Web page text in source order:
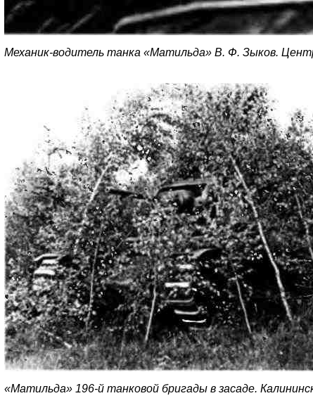
Механик-водитель танка «Матильда» В. Ф. Зыков.
«Матильда» 196-й танковой бригады в засаде.